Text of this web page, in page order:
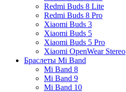
Redmi Buds 8 Lite
Redmi Buds 8 Pro
Xiaomi Buds 3
Xiaomi Buds 5
Xiaomi Buds 5 Pro
Xiaomi OpenWear Stereo
Браслеты Mi Band
Mi Band 8
Mi Band 9
Mi Band 10